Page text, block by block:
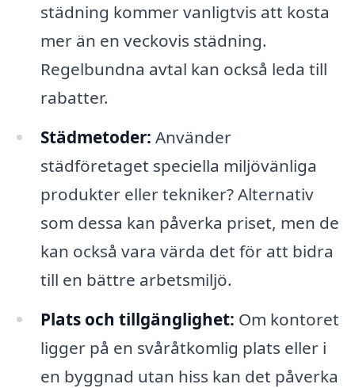
städning kommer vanligtvis att kosta
mer än en veckovis städning.
Regelbundna avtal kan också leda till
rabatter.
Städmetoder: Använder
städföretaget speciella miljövänliga
produkter eller tekniker? Alternativ
som dessa kan påverka priset, men de
kan också vara värda det för att bidra
till en bättre arbetsmiljö.
Plats och tillgänglighet: Om kontoret
ligger på en svåråtkomlig plats eller i
en byggnad utan hiss kan det påverka